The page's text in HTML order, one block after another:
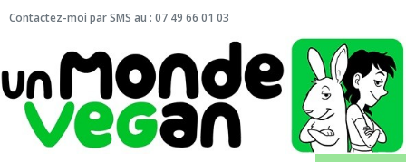
Contactez-moi par SMS au : 07 49 66 01 03